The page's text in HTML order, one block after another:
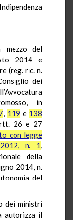
mezzo del
2014 e
(reg. ric. n.
dei
in
, 119 e 138
26 e 27
con legge
n. 1,
della
2014, n.
del
dei ministri
autorizza il